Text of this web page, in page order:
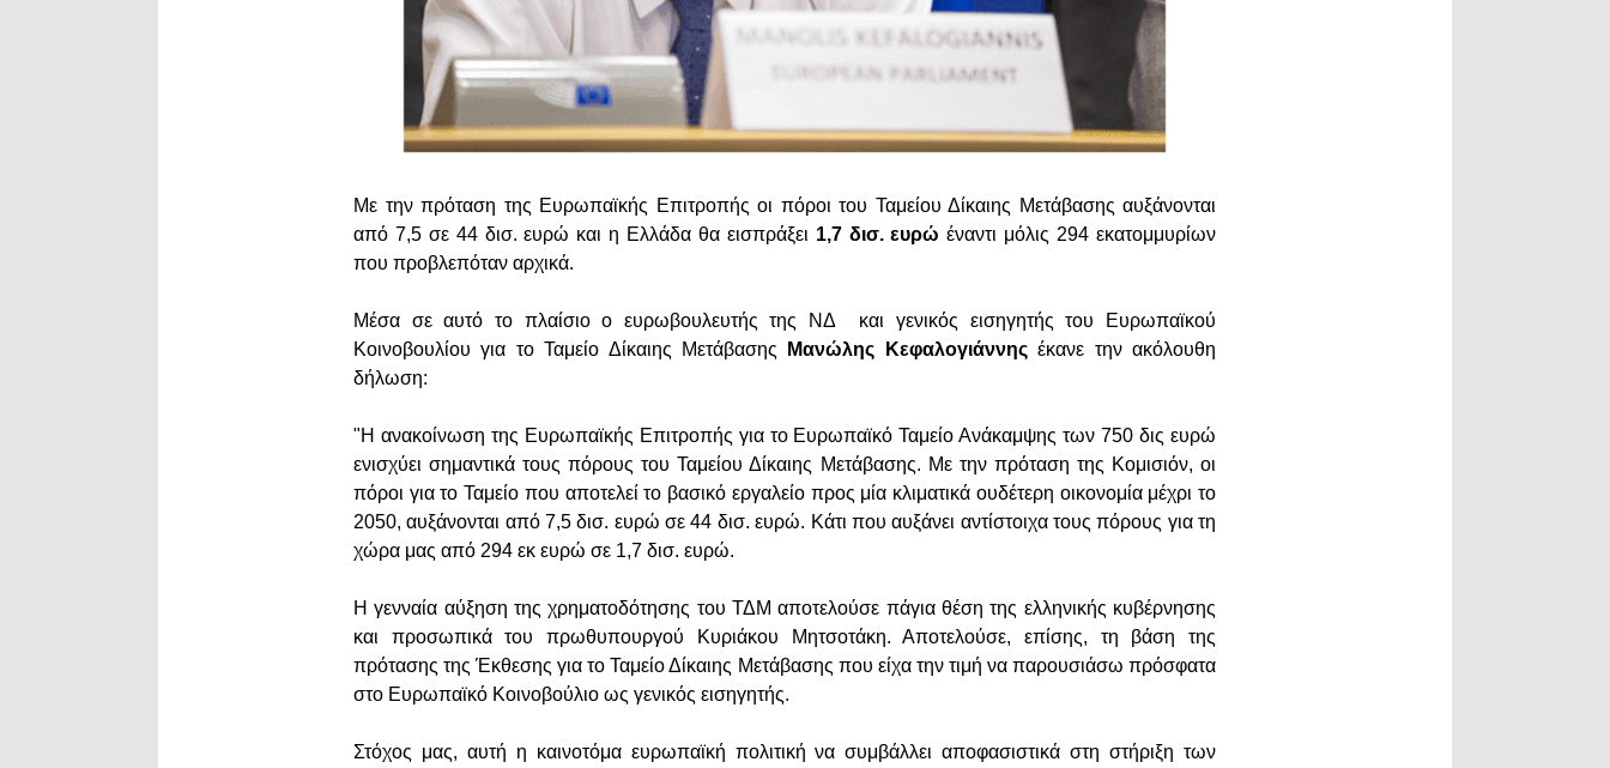
Με την πρόταση της Ευρωπαϊκής Επιτροπής οι πόροι του Ταμείου Δίκαιης Μετάβασης αυξάνονται
από 7,5 σε 44 δισ. ευρώ και η Ελλάδα θα εισπράξει 1,7 δισ. ευρώ έναντι μόλις 294 εκατομμυρίων
που προβλεπόταν αρχικά.
Μέσα σε αυτό το πλαίσιο ο ευρωβουλευτής της ΝΔ και γενικός εισηγητής του Ευρωπαϊκού
Κοινοβουλίου για το Ταμείο Δίκαιης Μετάβασης
Μανώλης Κεφαλογιάννηςέκανε την ακόλουθη
δήλωση:
"Η ανακοίνωση της Ευρωπαϊκής Επιτροπής για το Ευρωπαϊκό Ταμείο Ανάκαμψης των 750 δις ευρώ
ενισχύει σημαντικά τους πόρους του Ταμείου Δίκαιης Μετάβασης. Με την πρόταση της Κομισιόν, οι
πόροι για το Ταμείο που αποτελεί το βασικό εργαλείο προς μία κλιματικά ουδέτερη οικονομία μέχρι το
2050, αυξάνονται από 7,5 δισ. ευρώ σε 44 δισ. ευρώ. Κάτι που αυξάνει αντίστοιχα τους πόρους για τη
χώρα μας από 294 εκ ευρώ σε 1,7 δισ. ευρώ.
Η γενναία αύξηση της χρηματοδότησης του ΤΔΜ αποτελούσε πάγια θέση της ελληνικής κυβέρνησης
και προσωπικά του πρωθυπουργού Κυριάκου Μητσοτάκη. Αποτελούσε, επίσης, τη βάση της
πρότασης της Έκθεσης για το Ταμείο Δίκαιης Μετάβασης που είχα την τιμή να παρουσιάσω πρόσφατα
στο Ευρωπαϊκό Κοινοβούλιο ως γενικός εισηγητής.
Στόχος μας, αυτή η καινοτόμα ευρωπαϊκή πολιτική να συμβάλλει αποφασιστικά στη στήριξη των